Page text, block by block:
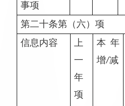
事项
第二十条第（六）项
信息内容
上
一
年
项
本年
增/减